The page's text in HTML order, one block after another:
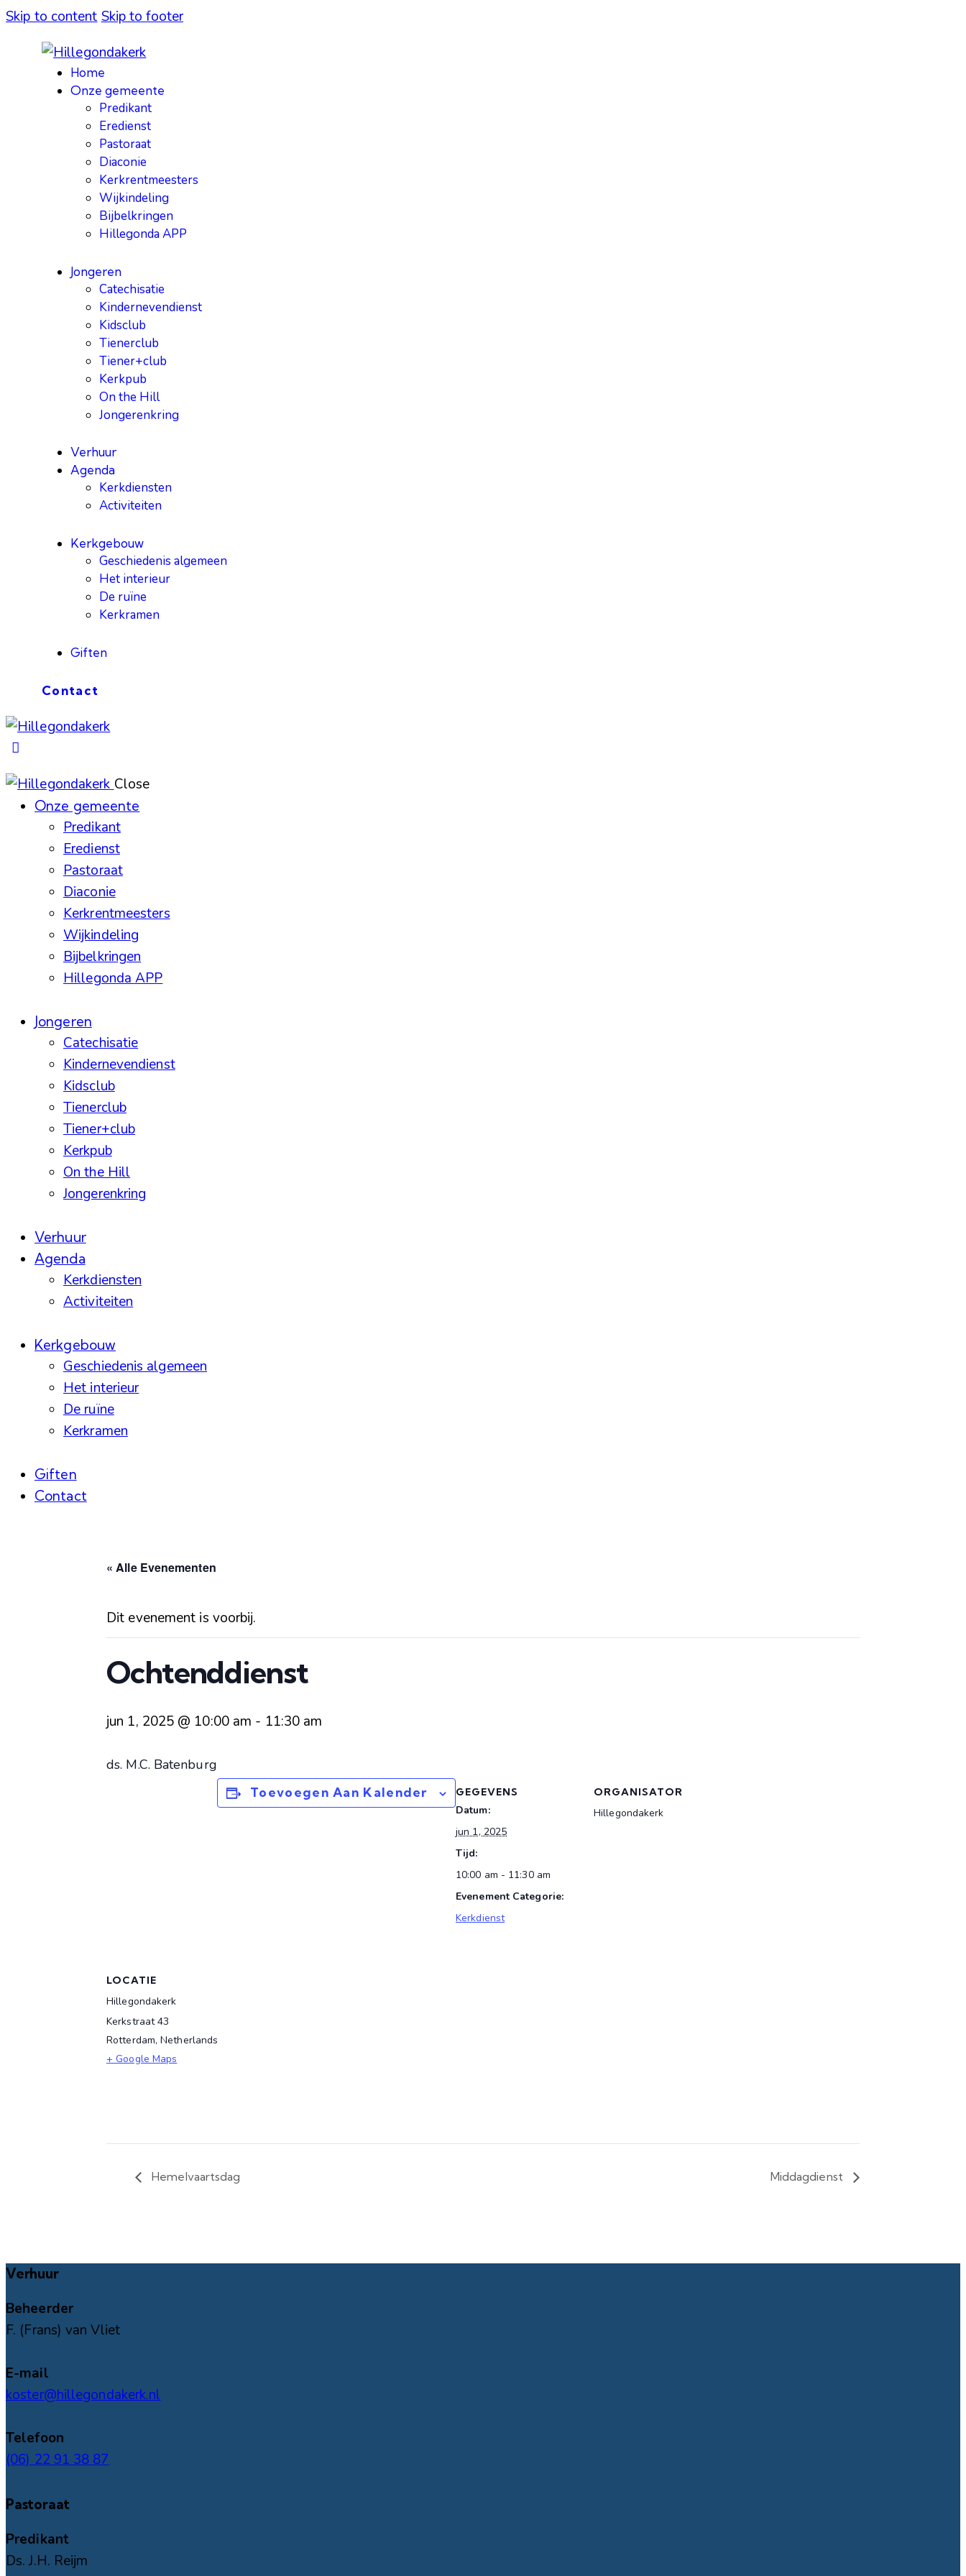
Skip to content Skip to footer
Home
Onze gemeente
Predikant
Eredienst
Pastoraat
Diaconie
Kerkrentmeesters
Wijkindeling
Bijbelkringen
Hillegonda APP
Jongeren
Catechisatie
Kindernevendienst
Kidsclub
Tienerclub
Tiener+club
Kerkpub
On the Hill
Jongerenkring
Verhuur
Agenda
Kerkdiensten
Activiteiten
Kerkgebouw
Geschiedenis algemeen
Het interieur
De ruïne
Kerkramen
Giften
Contact
Close
Onze gemeente
Predikant
Eredienst
Pastoraat
Diaconie
Kerkrentmeesters
Wijkindeling
Bijbelkringen
Hillegonda APP
Jongeren
Catechisatie
Kindernevendienst
Kidsclub
Tienerclub
Tiener+club
Kerkpub
On the Hill
Jongerenkring
Verhuur
Agenda
Kerkdiensten
Activiteiten
Kerkgebouw
Geschiedenis algemeen
Het interieur
De ruïne
Kerkramen
Giften
Contact
« Alle Evenementen
Dit evenement is voorbij.
Ochtenddienst
jun 1, 2025 @ 10:00 am - 11:30 am
ds. M.C. Batenburg
Toevoegen Aan Kalender GEGEVENS
Datum:
jun 1, 2025
Tijd:
10:00 am - 11:30 am
Evenement Categorie:
Kerkdienst
ORGANISATOR
Hillegondakerk
LOCATIE
Hillegondakerk
Kerkstraat 43
Rotterdam, Netherlands
+ Google Maps
Hemelvaartsdag Middagdienst
Verhuur
Beheerder
F. (Frans) van Vliet
E-mail
koster@hillegondakerk.nl
Telefoon
(06) 22 91 38 87
Pastoraat
Predikant
Ds. J.H. Reijm